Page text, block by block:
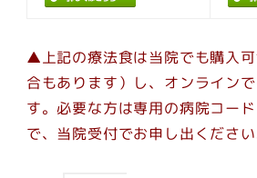
▲上記の療法食は当院でも購入
合もあります）し、オンライン
す。必要な方は専用の病院コー
で、当院受付でお申し出ください